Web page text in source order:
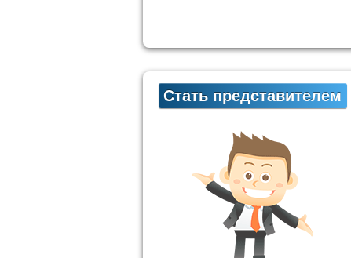
Стать представителем